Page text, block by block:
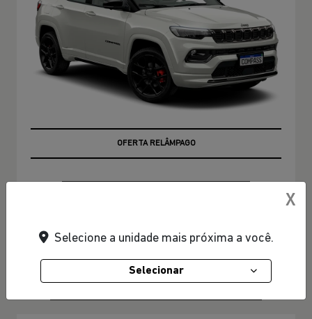
OFERTA RELÂMPAGO
R$ 239.990,00
X
Selecione a unidade mais próxima a você.
Selecionar